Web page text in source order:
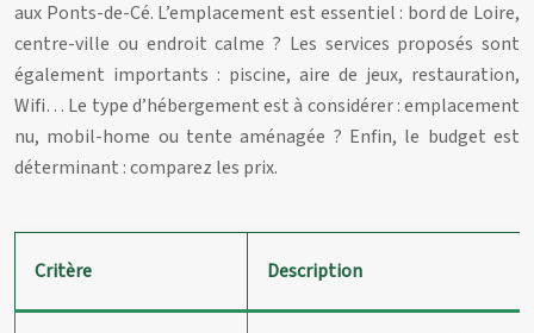
aux Ponts-de-Cé. L’emplacement est essentiel : bord de Loire,
centre-ville ou endroit calme ? Les services proposés sont
également importants : piscine, aire de jeux, restauration,
Wifi… Le type d’hébergement est à considérer : emplacement
nu, mobil-home ou tente aménagée ? Enfin, le budget est
déterminant : comparez les prix.
Critère Description